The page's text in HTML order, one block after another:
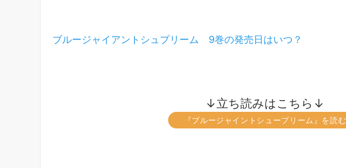
ブルージャイアントシュプリーム 9巻の発売日はいつ？
↓立ち読みはこちら↓
『ブルージャイントシュープリーム』を読む